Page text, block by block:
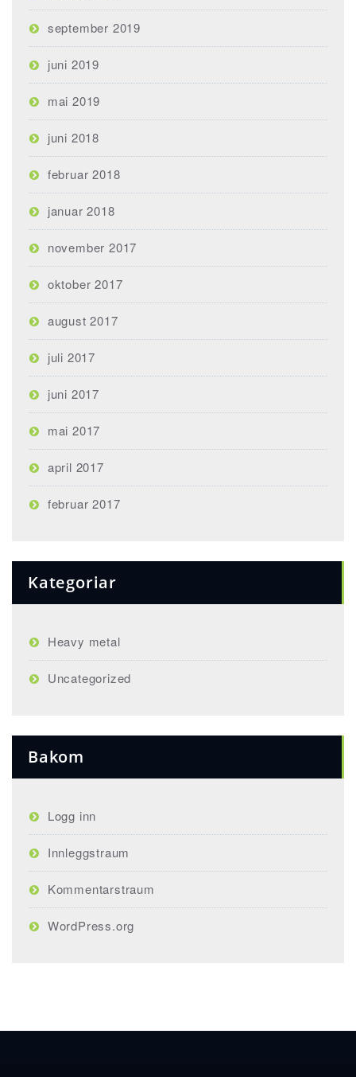
september 2019
juni 2019
mai 2019
juni 2018
februar 2018
januar 2018
november 2017
oktober 2017
august 2017
juli 2017
juni 2017
mai 2017
april 2017
februar 2017
Kategoriar
Heavy metal
Uncategorized
Bakom
Logg inn
Innleggstraum
Kommentarstraum
WordPress.org